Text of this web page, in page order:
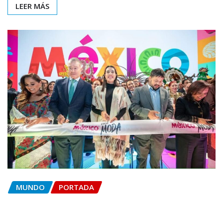
LEER MÁS
MUNDO PORTADA